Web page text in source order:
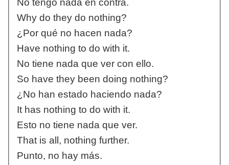
No tengo nada en contra.
Why do they do nothing?
¿Por qué no hacen nada?
Have nothing to do with it.
No tiene nada que ver con ello.
So have they been doing nothing?
¿No han estado haciendo nada?
It has nothing to do with it.
Esto no tiene nada que ver.
That is all, nothing further.
Punto, no hay más.